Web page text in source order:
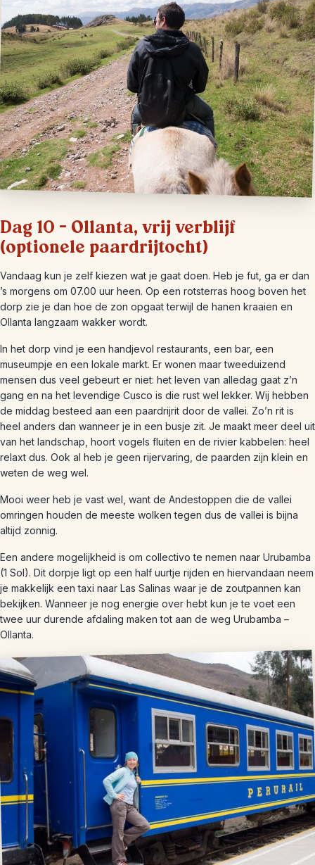
Dag 10 – Ollanta, vrij verblijf
(optionele paardrijtocht)
Vandaag kun je zelf kiezen wat je gaat doen. Heb je fut, ga er dan
’s morgens om 07.00 uur heen. Op een rotsterras hoog boven het
dorp zie je dan hoe de zon opgaat terwijl de hanen kraaien en
Ollanta langzaam wakker wordt.
In het dorp vind je een handjevol restaurants, een bar, een
museumpje en een lokale markt. Er wonen maar tweeduizend
mensen dus veel gebeurt er niet: het leven van alledag gaat z’n
gang en na het levendige Cusco is die rust wel lekker. Wij hebben
de middag besteed aan een paardrijrit door de vallei. Zo’n rit is
heel anders dan wanneer je in een busje zit. Je maakt meer deel uit
van het landschap, hoort vogels fluiten en de rivier kabbelen: heel
relaxt dus. Ook al heb je geen rijervaring, de paarden zijn klein en
weten de weg wel.
Mooi weer heb je vast wel, want de Andestoppen die de vallei
omringen houden de meeste wolken tegen dus de vallei is bijna
altijd zonnig.
Een andere mogelijkheid is om collectivo te nemen naar Urubamba
(1 Sol). Dit dorpje ligt op een half uurtje rijden en hiervandaan neem
je makkelijk een taxi naar Las Salinas waar je de zoutpannen kan
bekijken. Wanneer je nog energie over hebt kun je te voet een
twee uur durende afdaling maken tot aan de weg Urubamba –
Ollanta.